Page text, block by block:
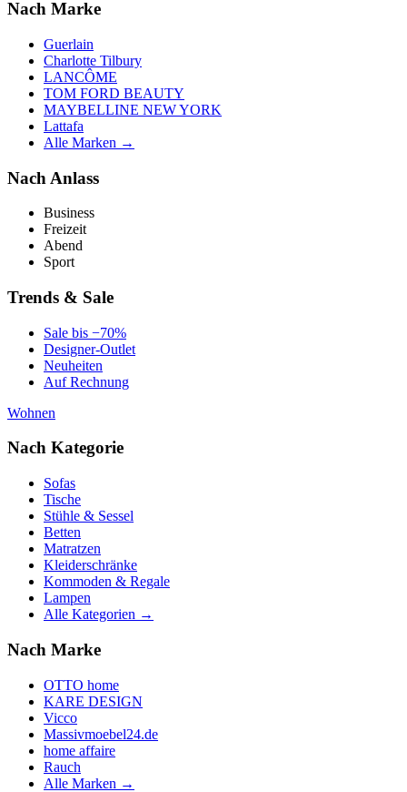
Nach Marke
Guerlain
Charlotte Tilbury
LANCÔME
TOM FORD BEAUTY
MAYBELLINE NEW YORK
Lattafa
Alle Marken →
Nach Anlass
Business
Freizeit
Abend
Sport
Trends & Sale
Sale bis −70%
Designer-Outlet
Neuheiten
Auf Rechnung
Wohnen
Nach Kategorie
Sofas
Tische
Stühle & Sessel
Betten
Matratzen
Kleiderschränke
Kommoden & Regale
Lampen
Alle Kategorien →
Nach Marke
OTTO home
KARE DESIGN
Vicco
Massivmoebel24.de
home affaire
Rauch
Alle Marken →